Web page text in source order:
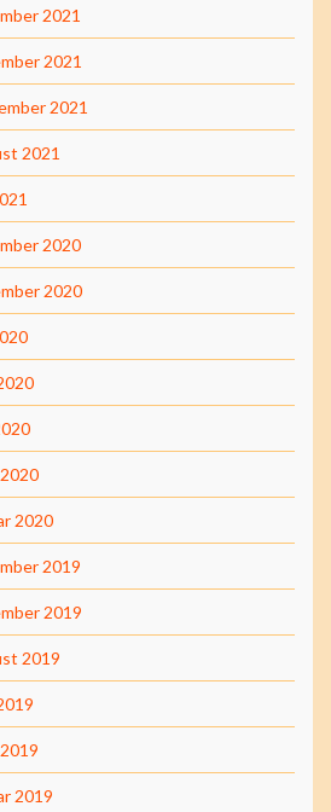
2021
2021
2021
2021
2020
2020
2020
2019
2019
2019
2019